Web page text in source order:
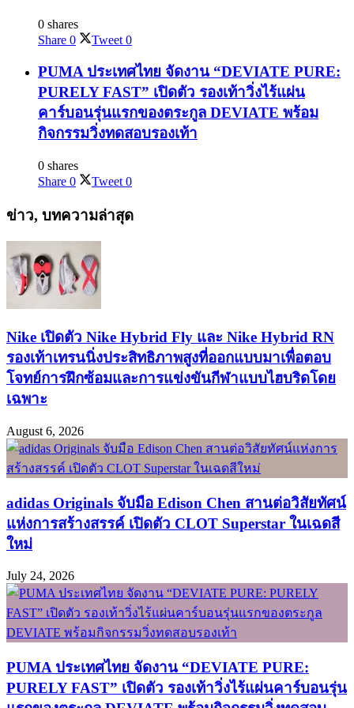
0 shares
Share 0 Tweet 0
PUMA ประเทศไทย จัดงาน “DEVIATE PURE:
PURELY FAST” เปิดตัว รองเท้าวิ่งไร้แผ่น
คาร์บอนรุ่นแรกของตระกูล DEVIATE พร้อม
กิจกรรมวิ่งทดสอบรองเท้า
0 shares
Share 0 Tweet 0
ข่าว, บทความล่าสุด
Nike เปิดตัว Nike Hybrid Fly และ Nike Hybrid RN
รองเท้าเทรนนิ่งประสิทธิภาพสูงที่ออกแบบมาเพื่อตอบ
โจทย์การฝึกซ้อมและการแข่งขันกีฬาแบบไฮบริดโดย
เฉพาะ
August 6, 2026
adidas Originals จับมือ Edison Chen สานต่อวิสัยทัศน์
แห่งการสร้างสรรค์ เปิดตัว CLOT Superstar ในเฉดสี
ใหม่
July 24, 2026
PUMA ประเทศไทย จัดงาน “DEVIATE PURE:
PURELY FAST” เปิดตัว รองเท้าวิ่งไร้แผ่นคาร์บอนรุ่น